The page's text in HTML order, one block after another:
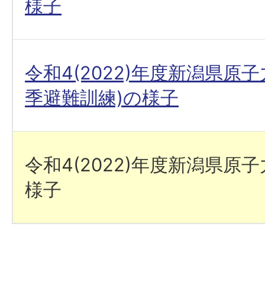
様子
令和4(2022)年度新潟県原子
季避難訓練)の様子
令和4(2022)年度新潟県原子
様子